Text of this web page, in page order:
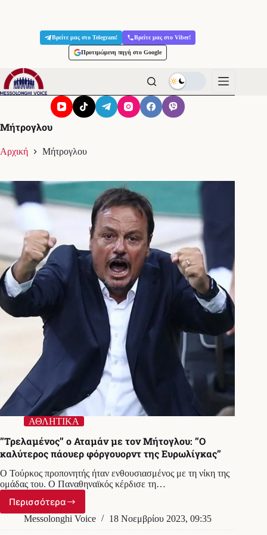
Βρείτε μας στο Telegram! Βρείτε μας στο Viber!
Προτιμώμενη πηγή στο Google
Μήτρογλου
Αρχική Μήτρογλου
ΑΘΛΗΤΙΚΑ
’’Τρελαμένος’’ ο Αταμάν με τον Μήτογλου: ’’Ο
καλύτερος πάουερ φόργουορντ της Ευρωλίγκας’’
Ο Τούρκος προπονητής ήταν ενθουσιασμένος με τη νίκη της
ομάδας του. Ο Παναθηναϊκός κέρδισε τη…
Περισσότερα’’Τρελαμένος’’
ο
Messolonghi Voice 18 Νοεμβρίου 2023, 09:35